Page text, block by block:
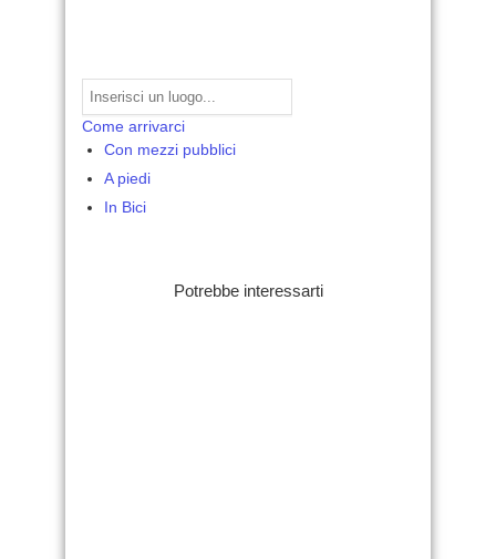
Come arrivarci
Con mezzi pubblici
A piedi
In Bici
Potrebbe interessarti